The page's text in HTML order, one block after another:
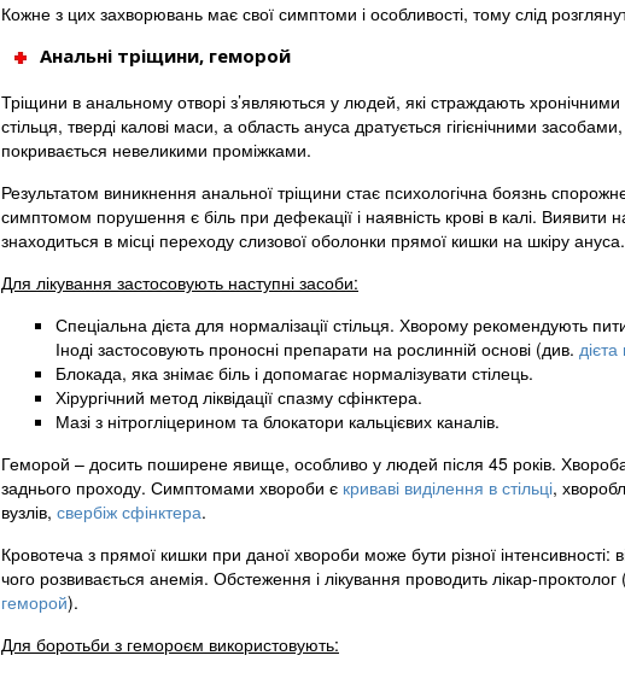
Кожне з цих захворювань має свої симптоми і особливості, тому слід
Анальні тріщини, геморой
Тріщини в анальному отворі з’являються у людей, які страждають
стільця, тверді калові маси, а область ануса дратується гігієнічними
покривається невеликими проміжками.
Результатом виникнення анальної тріщини стає психологічна боязнь
симптомом порушення є біль при дефекації і наявність крові в калі. Виявити
знаходиться в місці переходу слизової оболонки прямої кишки на шкіру ануса.
Для лікування застосовують наступні засоби:
Спеціальна дієта для нормалізації стільця. Хворому рекомендують
Іноді застосовують проносні препарати на рослинній основі (див.
Блокада, яка знімає біль і допомагає нормалізувати стілець.
Хірургічний метод ліквідації спазму сфінктера.
Мазі з нітрогліцерином та блокатори кальцієвих каналів.
Геморой – досить поширене явище, особливо у людей після 45 років.
заднього проходу. Симптомами хвороби є криваві виділення в стільці,
вузлів, свербіж сфінктера.
Кровотеча з прямої кишки при даної хвороби може бути різної інтенсивності:
чого розвивається анемія. Обстеження і лікування проводить лікар-
геморой).
Для боротьби з гемороєм використовують: